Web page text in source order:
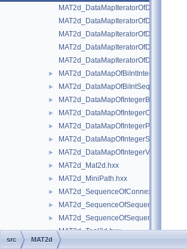
► MAT2d_DataMapOfBiIntInteger.hxx
►
► MAT2d_DataMapOfIntegerBisec.hxx
►
► MAT2d_DataMapOfIntegerPnt2d.hxx
►
► MAT2d_DataMapOfIntegerVec2d.hxx
► MAT2d_Mat2d.hxx
► MAT2d_MiniPath.hxx
► MAT2d_SequenceOfConnexion.hxx
►
►
► MAT2d_Tool2d.hxx
► math
src MAT2d